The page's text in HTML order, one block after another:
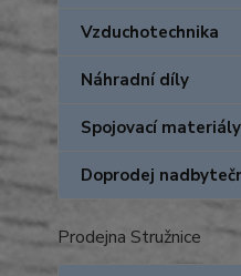
Vzduchotechnika
Náhradní díly
Spojovací materiály
Doprodej
Prodejna Stružnice